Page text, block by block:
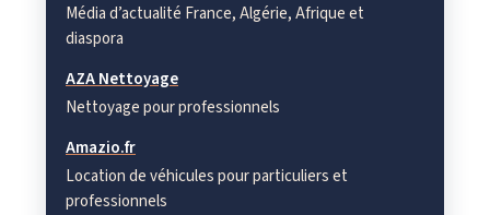
Média d’actualité France, Algérie, Afrique et
diaspora
AZA Nettoyage
Nettoyage pour professionnels
Amazio.fr
Location de véhicules pour particuliers et
professionnels